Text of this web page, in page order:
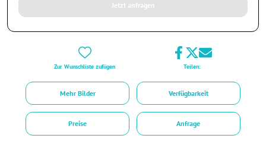
Jetzt anfragen
Zur Wunschliste zufügen Teilen:
Mehr Bilder Verfügbarkeit
Preise Anfrage